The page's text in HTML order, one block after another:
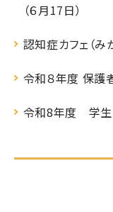
（６月17日）
認知症カフェ（み
令和８年度 保護
令和8年度 学生